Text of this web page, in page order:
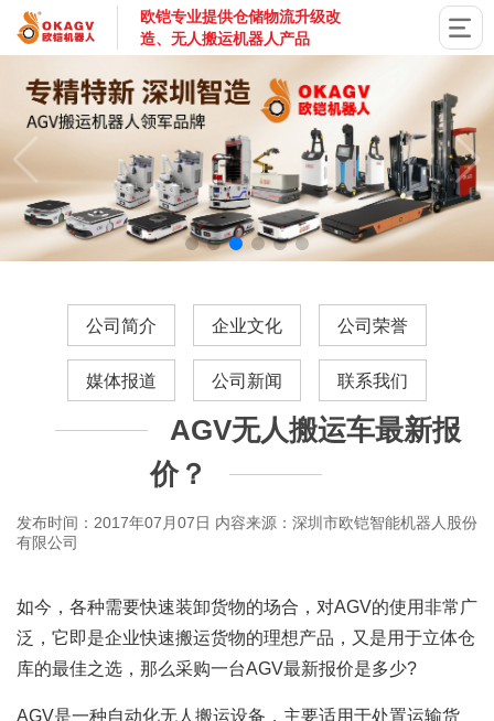
欧铠专业提供仓储物流升级改
造、无人搬运机器人产品
公司简介 企业文化 公司荣誉
媒体报道 公司新闻 联系我们
AGV无人搬运车最新报
价？
发布时间：2017年07月07日 内容来源：深圳市欧铠智能机器人股份
有限公司
如今，各种需要快速装卸货物的场合，对AGV的使用非常广
泛，它即是企业快速搬运货物的理想产品，又是用于立体仓
库的最佳之选，那么采购一台AGV最新报价是多少?
AGV是一种自动化无人搬运设备，主要适用于处置运输货